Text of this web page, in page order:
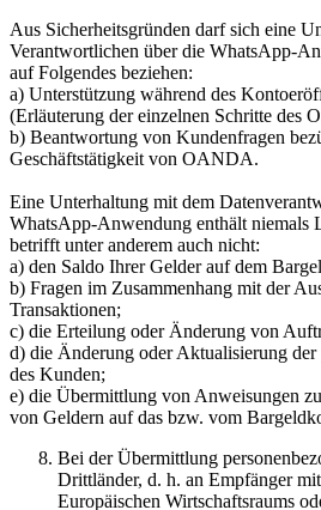
Aus Sicherheitsgründen darf sich eine
Verantwortlichen über die WhatsApp-
auf Folgendes beziehen:
a) Unterstützung während des
(Erläuterung der einzelnen Schritte des
b) Beantwortung von Kundenfragen
Geschäftstätigkeit von OANDA.
Eine Unterhaltung mit dem
WhatsApp-Anwendung enthält niemals
betrifft unter anderem auch nicht:
a) den Saldo Ihrer Gelder auf dem
b) Fragen im Zusammenhang mit der
Transaktionen;
c) die Erteilung oder Änderung von
d) die Änderung oder Aktualisierung der
des Kunden;
e) die Übermittlung von Anweisungen
von Geldern auf das bzw. vom
Bei der Übermittlung
Drittländer, d. h. an Empfänger
Europäischen Wirtschaftsraums